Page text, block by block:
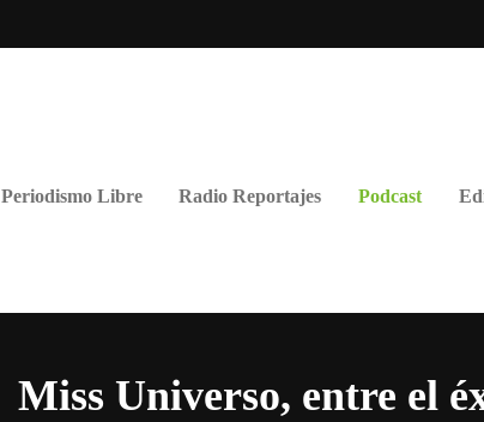
Periodismo Libre Radio Reportajes Podcast
Miss Universo, entre el